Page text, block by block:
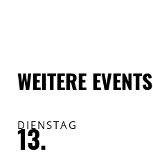
WEITERE EVENTS
DIENSTAG
13.